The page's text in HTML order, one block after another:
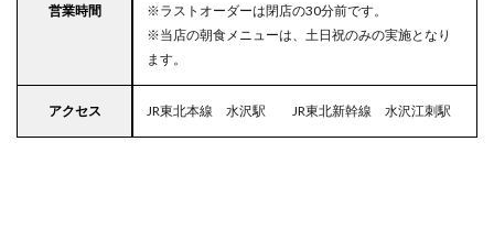
営業時間
※ラストオーダーは閉店の30分前です。
※当店の朝食メニューは、土日祝のみの実施となり
ます。
アクセス JR東北本線 水沢駅 JR東北新幹線 水沢江刺駅